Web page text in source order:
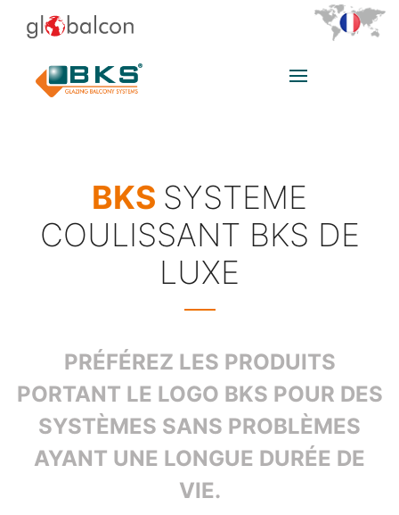
BKS SYSTEME
COULISSANT BKS DE
LUXE
PRÉFÉREZ LES PRODUITS
PORTANT LE LOGO BKS POUR DES
SYSTÈMES SANS PROBLÈMES
AYANT UNE LONGUE DURÉE DE
VIE.